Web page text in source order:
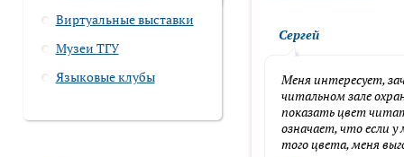
Виртуальные выставки
Музеи ТГУ
Языковые клубы
Отзыв
Сергей
Меня интересует,
читальном зале
показать цвет
означает, что если
того цвета, меня